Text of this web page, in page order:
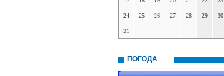
24 25 26 27 28 29 30
31
ПОГОДА